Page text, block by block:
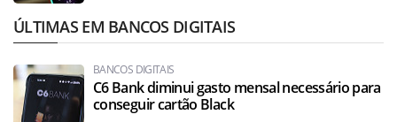
ÚLTIMAS EM BANCOS DIGITAIS
BANCOS DIGITAIS
C6 Bank diminui gasto mensal necessário para
conseguir cartão Black